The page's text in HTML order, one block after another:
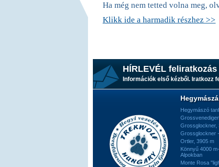
Ha még nem tetted volna meg,
Klikk ide a harmadik részhez >>
HÍRLEVÉL feliratkozás
Információk első kézből. Iratkozz
Hegymászó
Grossglockner,
Grossglockner
Ortler, 3905 m
Könnyű 4000
Alpokban
Monte Rosa